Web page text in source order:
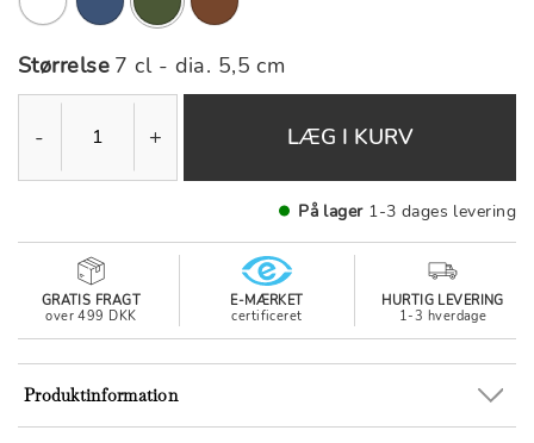
valgte
Størrelse 7 cl - dia. 5,5 cm
- + LÆG I KURV
På lager 1-3 dages levering
GRATIS FRAGT
over 499 DKK
E-MÆRKET
certificeret
HURTIG LEVERING
1-3 hverdage
Produktinformation